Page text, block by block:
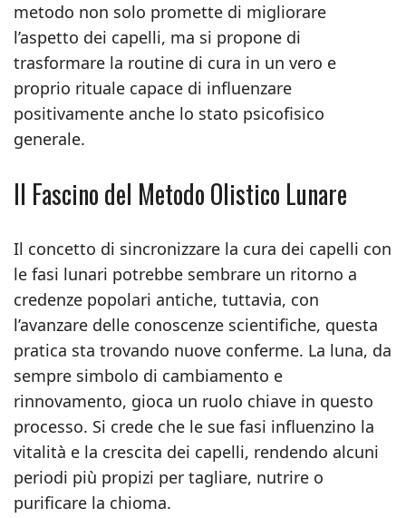
metodo non solo promette di migliorare
l’aspetto dei capelli, ma si propone di
trasformare la routine di cura in un vero e
proprio rituale capace di influenzare
positivamente anche lo stato psicofisico
generale.
Il Fascino del Metodo Olistico Lunare
Il concetto di sincronizzare la cura dei capelli con
le fasi lunari potrebbe sembrare un ritorno a
credenze popolari antiche, tuttavia, con
l’avanzare delle conoscenze scientifiche, questa
pratica sta trovando nuove conferme. La luna, da
sempre simbolo di cambiamento e
rinnovamento, gioca un ruolo chiave in questo
processo. Si crede che le sue fasi influenzino la
vitalità e la crescita dei capelli, rendendo alcuni
periodi più propizi per tagliare, nutrire o
purificare la chioma.